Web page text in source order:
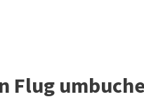
Flug